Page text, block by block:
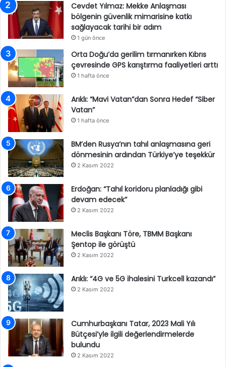
Cevdet Yılmaz: Mekke Anlaşması
bölgenin güvenlik mimarisine katkı
sağlayacak tarihi bir adım
1 gün önce
Orta Doğu’da gerilim tırmanırken Kıbrıs
çevresinde GPS karıştırma faaliyetleri arttı
1 hafta önce
Arıklı: “Mavi Vatan”dan Sonra Hedef “Siber
Vatan”
1 hafta önce
BM’den Rusya’nın tahıl anlaşmasına geri
dönmesinin ardından Türkiye’ye teşekkür
2 Kasım 2022
Erdoğan: “Tahıl koridoru planladığı gibi
devam edecek”
2 Kasım 2022
Meclis Başkanı Töre, TBMM Başkanı
Şentop ile görüştü
2 Kasım 2022
Arıklı: “4G ve 5G ihalesini Turkcell kazandı”
2 Kasım 2022
Cumhurbaşkanı Tatar, 2023 Mali Yılı
Bütçesi’yle ilgili değerlendirmelerde
bulundu
2 Kasım 2022